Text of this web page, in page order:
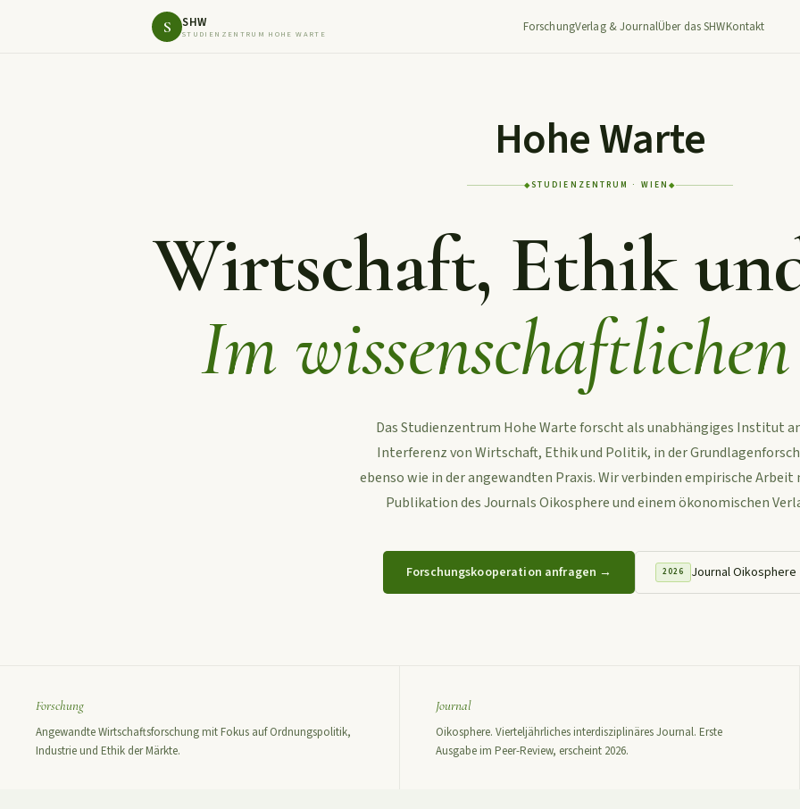
S SHW
STUDIENZENTRUM HOHE WARTE ForschungVerlag & JournalÜber das SHWKontakt
Hohe Warte
◆STUDIENZENTRUM · WIEN ◆
Wirtschaft, Ethik
Im
Das Studienzentrum Hohe Warte forscht als unabhängiges Institut
Interferenz von Wirtschaft, Ethik und Politik, in der
ebenso wie in der angewandten Praxis. Wir verbinden empirische Arbeit
Publikation des Journals Oikosphere und einem ökonomischen
Forschungskooperation anfragen → 2026 Journal Oikosphere
Forschung
Angewandte Wirtschaftsforschung mit Fokus auf Ordnungspolitik,
Industrie und Ethik der Märkte.
Journal
Oikosphere. Vierteljährliches interdisziplinäres Journal. Erste
Ausgabe im Peer-Review, erscheint 2026.